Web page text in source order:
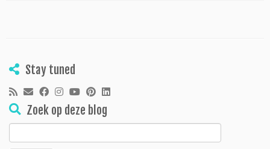
Stay tuned
Zoek op deze blog
Zoeken
naar: